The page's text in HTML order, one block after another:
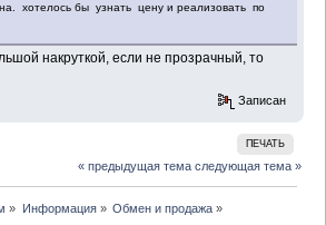
хотелось бы узнать цену и реализовать по
накруткой, если не прозрачный, то
Записан
ПЕЧАТЬ
« предыдущая тема следующая тема »
» Информация» Обмен и продажа»